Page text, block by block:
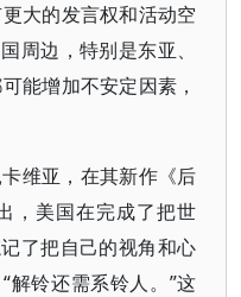
大的发言权和活动空
周边，特别是东亚、
能增加不安定因素，
维亚，在其新作《后
，美国在完成了把世
了把自己的视角和心
解铃还需系铃人。”这